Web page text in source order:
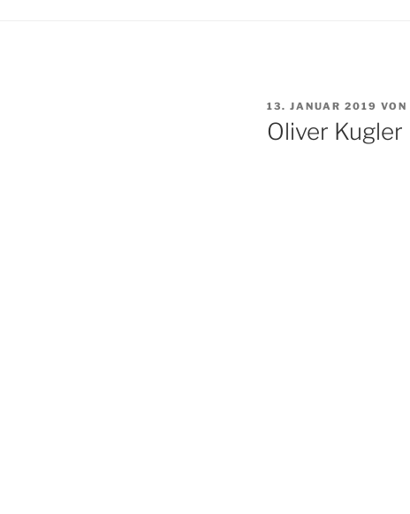
VERÖFFENTLICHT
AM
13. JANUAR 2019 VON
Oliver Kugler